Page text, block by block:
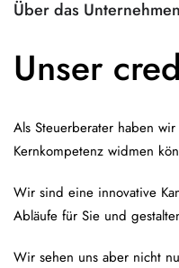
Über das Unternehmen
Unser
Als Steuerberater haben
Kernkompetenz widmen
Wir sind eine innovative
Abläufe für Sie und
Wir sehen uns aber nicht